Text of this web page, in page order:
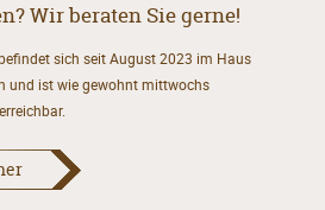
Wir beraten Sie gerne!
sich seit August 2023 im Haus
und ist wie gewohnt mittwochs